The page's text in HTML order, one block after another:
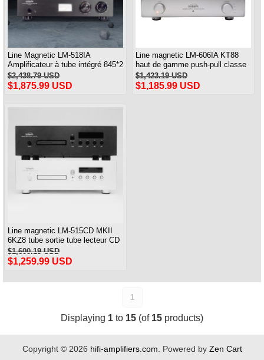
Line Magnetic LM-518IA
Amplificateur à tube intégré 845*2
Amplificateur à une extrémité de
classe A 24W*2
$2,438.79 USD
$1,875.99 USD
Line magnetic LM-606IA KT88
haut de gamme push-pull classe
A tube à vide amplificateur
intégré
$1,423.19 USD
$1,185.99 USD
Line magnetic LM-515CD MKII
6KZ8 tube sortie tube lecteur CD
amplificateur de puissance
ES9016 décodage DAC
$1,600.19 USD
$1,259.99 USD
1
Displaying 1 to 15 (of 15 products)
Copyright © 2026 hifi-amplifiers.com . Powered by Zen Cart